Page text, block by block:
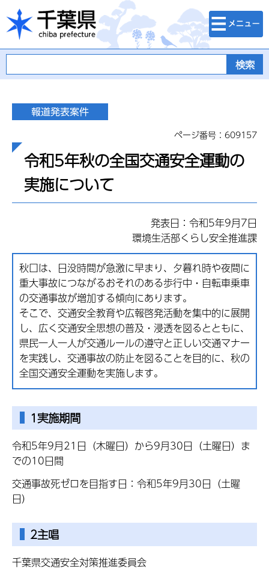
千葉県
検索・メニュ
ー
ページ番号：609157
令和5年秋の全国交通安全運動の
実施について
発表日：令和5年9月7日
環境生活部くらし安全推進課
秋口は、日没時間が急激に早まり、夕暮れ時や夜間に
重大事故につながるおそれのある歩行中・自転車乗車
の交通事故が増加する傾向にあります。
そこで、交通安全教育や広報啓発活動を集中的に展開
し、広く交通安全思想の普及・浸透を図るとともに、
県民一人一人が交通ルールの遵守と正しい交通マナー
を実践し、交通事故の防止を図ることを目的に、秋の
全国交通安全運動を実施します。
1実施期間
令和5年9月21日（木曜日）から9月30日（土曜日）ま
での10日間
交通事故死ゼロを目指す日：令和5年9月30日（土曜
日）
2主唱
千葉県交通安全対策推進委員会